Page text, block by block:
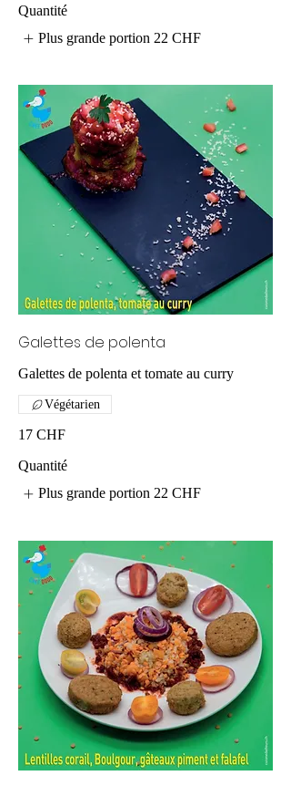
Quantité
Plus grande portion 22 CHF
Galettes de polenta
Galettes de polenta et tomate au curry
17 CHF
Végétarien
Quantité
Plus grande portion 22 CHF